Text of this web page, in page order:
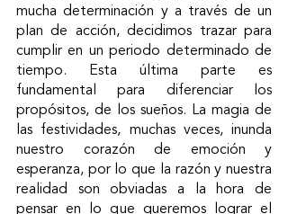
mucha determinación y a través de un
plan de acción, decidimos trazar para
cumplir en un periodo determinado de
tiempo. Esta última parte es
fundamental para diferenciar los
propósitos, de los sueños. La magia de
las festividades, muchas veces, inunda
nuestro corazón de emoción y
esperanza, por lo que la razón y nuestra
realidad son obviadas a la hora de
pensar en lo que queremos lograr el